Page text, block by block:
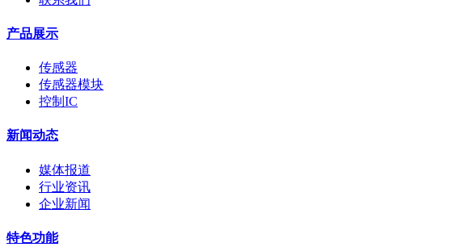
产品展示
传感器
传感器模块
控制IC
新闻动态
媒体报道
行业资讯
企业新闻
特色功能